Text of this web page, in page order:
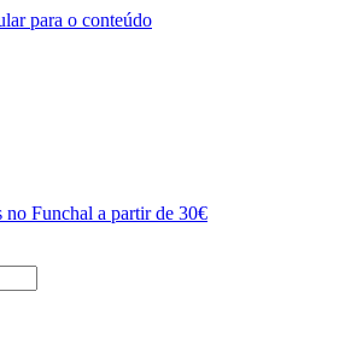
para o conteúdo
no Funchal a partir de 30€